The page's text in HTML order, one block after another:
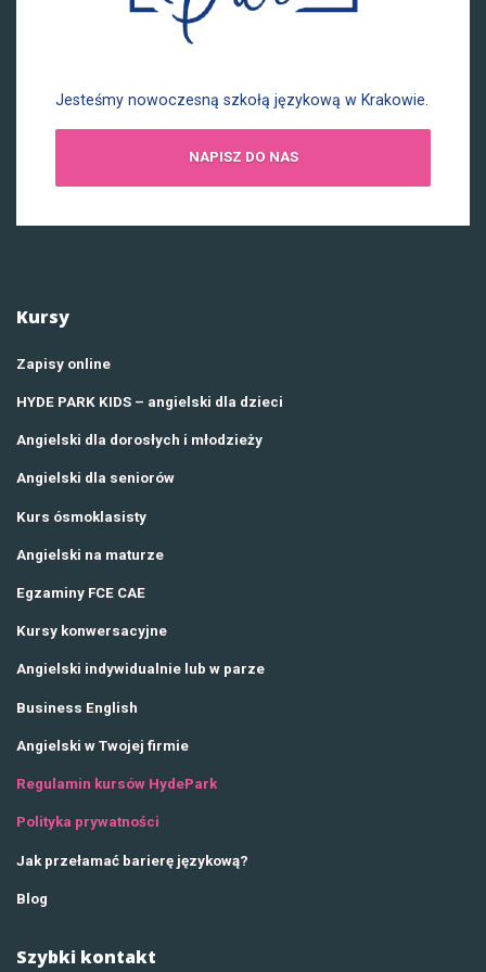
Jesteśmy nowoczesną szkołą językową w Krakowie.
NAPISZ DO NAS
Kursy
Zapisy online
HYDE PARK KIDS – angielski dla dzieci
Angielski dla dorosłych i młodzieży
Angielski dla seniorów
Kurs ósmoklasisty
Angielski na maturze
Egzaminy FCE CAE
Kursy konwersacyjne
Angielski indywidualnie lub w parze
Business English
Angielski w Twojej firmie
Regulamin kursów HydePark
Polityka prywatności
Jak przełamać barierę językową?
Blog
Szybki kontakt